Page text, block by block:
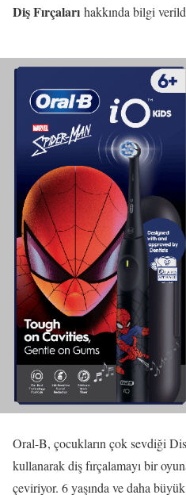
Diş Fırçaları hakkında bilgi
Oral-B, çocukların çok sevdiği
kullanarak diş fırçalamayı bir
çeviriyor. 6 yaşında ve daha